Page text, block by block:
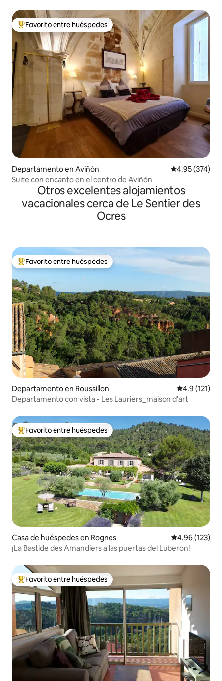
De los mejores en Favorito entre huéspedes
Favorito entre huéspedes
Departamento en Aviñón Calificación
4.95 (374)
Suite con encanto en el centro de Aviñón
Otros excelentes alojamientos
vacacionales cerca de Le Sentier des
Ocres
De los mejores en Favorito entre huéspedes
Favorito entre huéspedes
Departamento en Roussillon Calificación
4.9 (121)
Departamento con vista - Les Lauriers_maison d'art
De los mejores en Favorito entre huéspedes
Favorito entre huéspedes
Casa de huéspedes en Rognes Calificación
4.96 (123)
¡La Bastide des Amandiers a las puertas del Luberon!
De los mejores en Favorito entre huéspedes
Favorito entre huéspedes